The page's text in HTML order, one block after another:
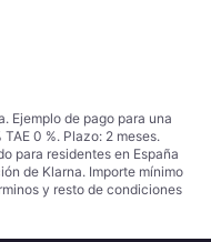
Ejemplo de pago para una
0 %. Plazo: 2 meses.
para residentes en España
de Klarna. Importe mínimo
y resto de condiciones